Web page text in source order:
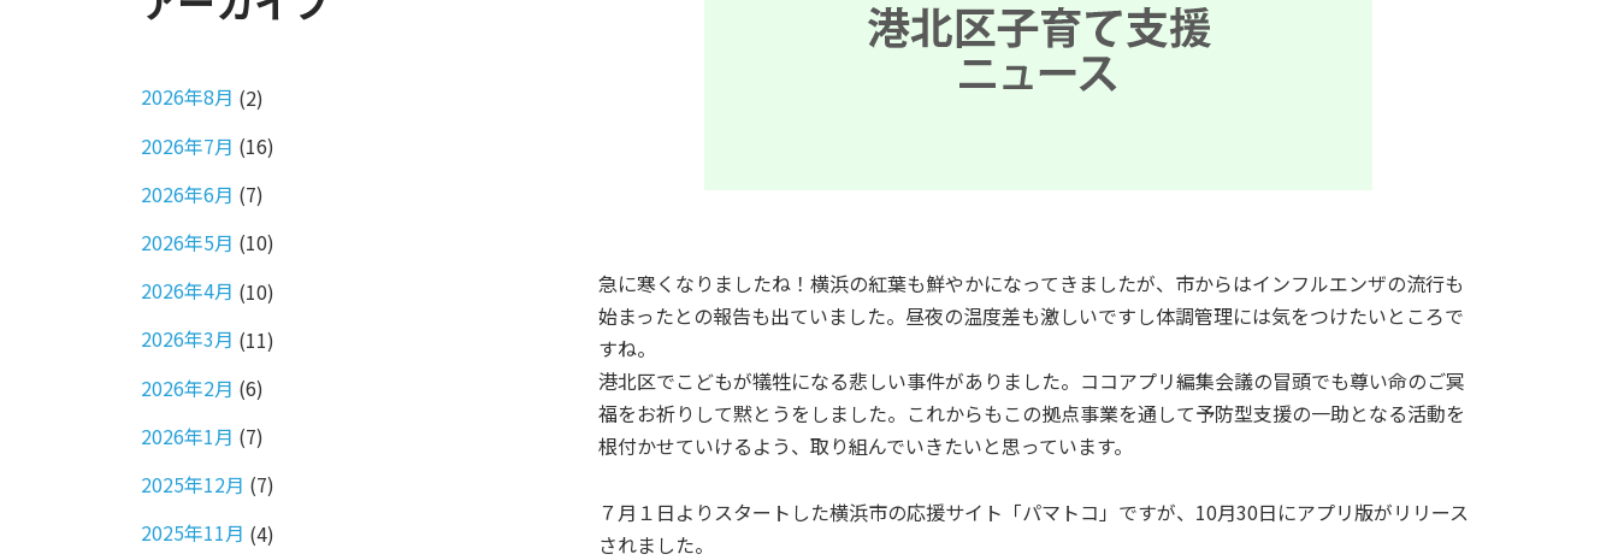
急に寒くなりましたね！横浜の紅葉も鮮やかになってきましたが、市からはインフルエンザの流行も
始まったとの報告も出ていました。昼夜の温度差も激しいですし体調管理には気をつけたいところで
すね。
港北区でこどもが犠牲になる悲しい事件がありました。ココアプリ編集会議の冒頭でも尊い命のご冥
福をお祈りして黙とうをしました。これからもこの拠点事業を通して予防型支援の一助となる活動を
根付かせていけるよう、取り組んでいきたいと思っています。
７月１日よりスタートした横浜市の応援サイト「パマトコ」ですが、10月30日にアプリ版がリリース
されました。
2026年8月 (2)
2026年7月 (16)
2026年6月 (7)
2026年5月 (10)
2026年4月 (10)
2026年3月 (11)
2026年2月 (6)
2026年1月 (7)
2025年12月 (7)
2025年11月 (4)